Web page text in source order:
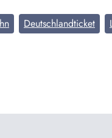
Deutschlandticket